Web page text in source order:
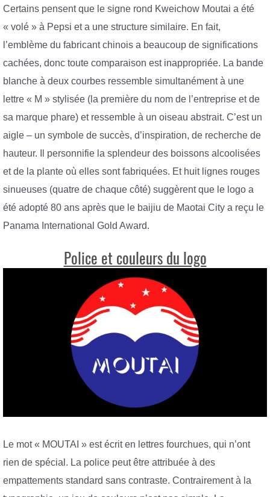
Certains pensent que le signe rond Kweichow Moutai a été
« volé » à Pepsi et a une structure similaire. En fait,
l’emblème du fabricant chinois a beaucoup de significations
cachées, donc toute comparaison est inappropriée. La bande
blanche à deux courbes ressemble simultanément à une
lettre « M » stylisée (la première du nom de l’entreprise et de
sa marque phare) et ressemble à un oiseau abstrait. C’est un
aigle – un symbole de succès, d’inspiration, de recherche de
hauteur. Il personnifie la splendeur des boissons alcoolisées
et de la plante où elles sont fabriquées. Et huit lignes rouges
sinueuses (quatre de chaque côté) suggèrent que le logo a
été adopté 80 ans après que le baijiu de Maotai City a reçu le
Panama International Gold Award.
Police et couleurs du logo
Le mot « MOUTAI » est écrit en lettres fourchues, qui n’ont
rien de spécial. La police peut être attribuée à des
empattements standard sans contraste. Contrairement à la